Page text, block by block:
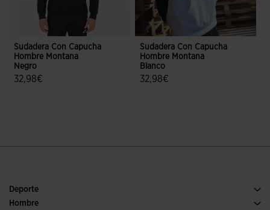
Sudadera Con Capucha
Hombre Montana
Negro
32,98€
Sudadera Con Capucha
Hombre Montana
Blanco
32,98€
Deporte
Running
Hombre